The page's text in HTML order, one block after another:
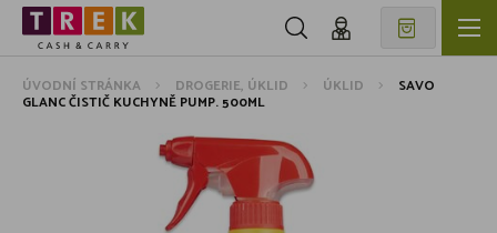
ÚVODNÍ STRÁNKA DROGERIE, ÚKLID ÚKLID SAVO
GLANC ČISTIČ KUCHYNĚ PUMP. 500ML